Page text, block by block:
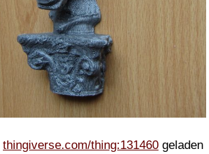
thingiverse.com/thing:131460 geladen